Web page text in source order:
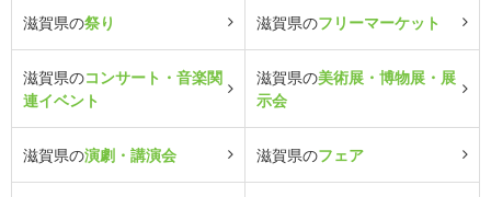
滋賀県の祭り 滋賀県のフリーマーケット
滋賀県のコンサート・音楽関
連イベント
滋賀県の美術展・博物展・展
示会
滋賀県の演劇・講演会 滋賀県のフェア